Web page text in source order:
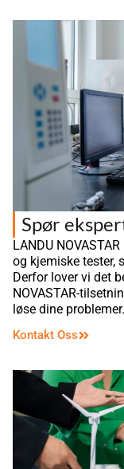
Spør
LANDU
og kjemiske tester,
Derfor lover vi det
NOVASTAR-
løse dine problemer.
Kontakt Oss